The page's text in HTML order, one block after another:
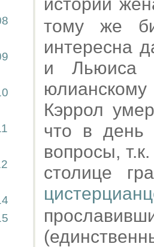
тому же
интересна
и Льюиса
Кэррол
что в день
вопросы,
столице